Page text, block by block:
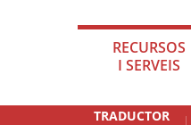
RECURSOS
I SERVEIS
TRADUCTOR